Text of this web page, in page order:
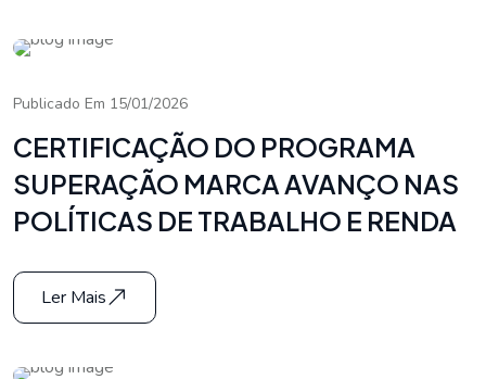
Publicado Em 15/01/2026
CERTIFICAÇÃO DO PROGRAMA
SUPERAÇÃO MARCA AVANÇO NAS
POLÍTICAS DE TRABALHO E RENDA
Ler Mais